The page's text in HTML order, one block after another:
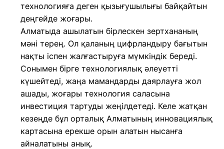
технологияға деген қызығушылығы байқайтын
деңгейде жоғары.
Алматыда ашылатын бірлескен зертхананың
мәні терең. Ол қаланың цифрландыру бағытын
нақты іспен жалғастыруға мүмкіндік береді.
Сонымен бірге технологиялық әлеуетті
күшейтеді, жаңа мамандарды даярлауға жол
ашады, жоғары технология саласына
инвестиция тартуды жеңілдетеді. Келе жатқан
кезеңде бұл орталық Алматының инновациялық
картасына ерекше орын алатын нысанға
айналатыны анық.